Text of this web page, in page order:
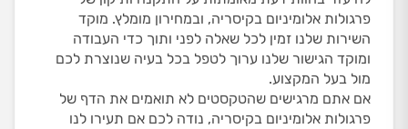
פרגולות אלומיניום בקיסריה, ובמחירון מומלץ. מוקד
השירות שלנו זמין לכל שאלה לפני ותוך כדי העבודה
ומוקד הגישור שלנו ערוך לטפל בכל בעיה שנוצרת לכם
מול בעל המקצוע.
אם אתם מרגישים שהטקסטים לא תואמים את הדף של
פרגולות אלומיניום בקיסריה, נודה לכם אם תעירו לנו